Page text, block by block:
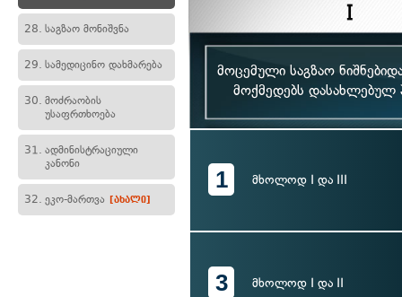
28. საგზაო მონიშვნა
29. სამედიცინო დახმარება
30. მოძრაობის
უსაფრთხოება
31. ადმინისტრაციული
კანონი
32. ეკო-მართვა [ახალი]
მოცემული საგზაო
მოქმედებს დასახლებულ
1 მხოლოდ I და III
3 მხოლოდ I და II